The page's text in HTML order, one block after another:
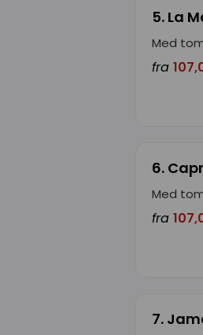
5. La
Med
fra
6.
Med
fra
7.